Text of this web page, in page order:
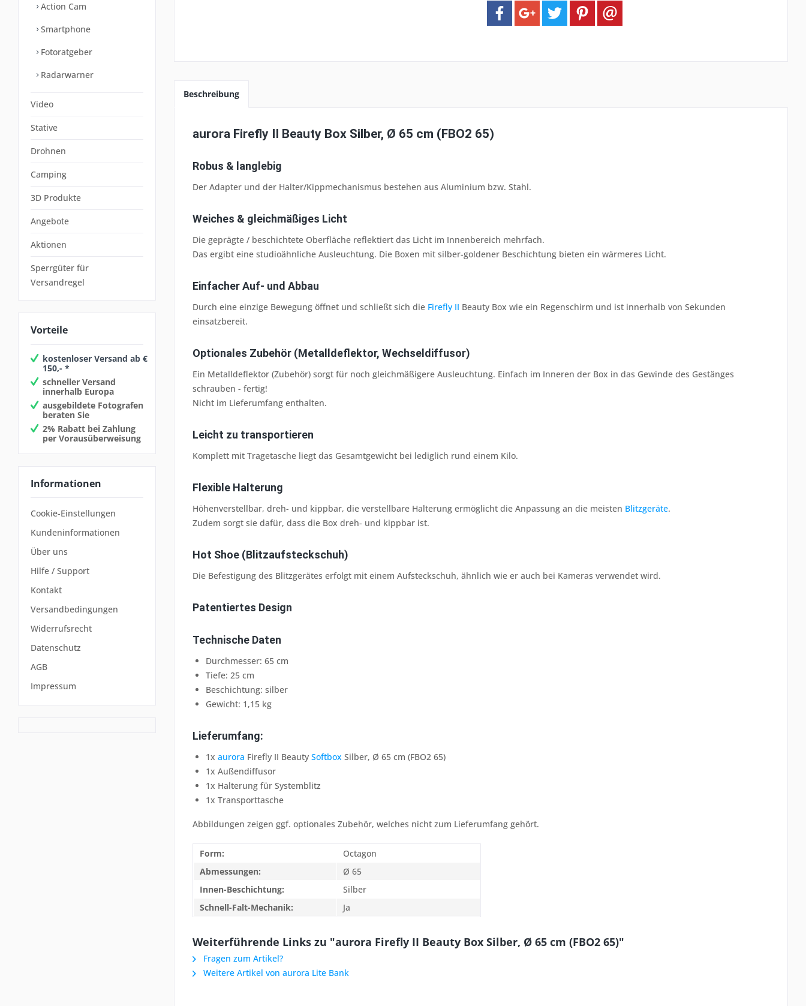
Action Cam
Smartphone
Fotoratgeber
Radarwarner
Video
Stative
Drohnen
Camping
3D Produkte
Angebote
Aktionen
Sperrgüter für
Versandregel
Vorteile
kostenloser Versand ab €
150,- *
schneller Versand
innerhalb Europa
ausgebildete Fotografen
beraten Sie
2% Rabatt bei Zahlung
per Vorausüberweisung
Informationen
Cookie-Einstellungen
Kundeninformationen
Über uns
Hilfe / Support
Kontakt
Versandbedingungen
Widerrufsrecht
Datenschutz
AGB
Impressum
Beschreibung
aurora Firefly II Beauty Box Silber, Ø 65 cm (FBO2 65)
Robus & langlebig
Der Adapter und der Halter/Kippmechanismus bestehen aus Aluminium bzw. Stahl.
Weiches & gleichmäßiges Licht
Die geprägte / beschichtete Oberfläche reflektiert das Licht im Innenbereich mehrfach.
Das ergibt eine studioähnliche Ausleuchtung. Die Boxen mit silber-goldener Beschichtung bieten ein wärmeres Licht.
Einfacher Auf- und Abbau
Durch eine einzige Bewegung öffnet und schließt sich die Firefly II Beauty Box wie ein Regenschirm und ist innerhalb von Sekunden
einsatzbereit.
Optionales Zubehör (Metalldeflektor, Wechseldiffusor)
Ein Metalldeflektor (Zubehör) sorgt für noch gleichmäßigere Ausleuchtung. Einfach im Inneren der Box in das Gewinde des Gestänges
schrauben - fertig!
Nicht im Lieferumfang enthalten.
Leicht zu transportieren
Komplett mit Tragetasche liegt das Gesamtgewicht bei lediglich rund einem Kilo.
Flexible Halterung
Höhenverstellbar, dreh- und kippbar, die verstellbare Halterung ermöglicht die Anpassung an die meisten Blitzgeräte.
Zudem sorgt sie dafür, dass die Box dreh- und kippbar ist.
Hot Shoe (Blitzaufsteckschuh)
Die Befestigung des Blitzgerätes erfolgt mit einem Aufsteckschuh, ähnlich wie er auch bei Kameras verwendet wird.
Patentiertes Design
Technische Daten
Durchmesser: 65 cm
Tiefe: 25 cm
Beschichtung: silber
Gewicht: 1,15 kg
Lieferumfang:
1x aurora Firefly II Beauty Softbox Silber, Ø 65 cm (FBO2 65)
1x Außendiffusor
1x Halterung für Systemblitz
1x Transporttasche
Abbildungen zeigen ggf. optionales Zubehör, welches nicht zum Lieferumfang gehört.
Form:
Octagon
Abmessungen:
Ø 65
Innen-Beschichtung:
Silber
Schnell-Falt-Mechanik:
Ja
Weiterführende Links zu "aurora Firefly II Beauty Box Silber, Ø 65 cm (FBO2 65)"
Fragen zum Artikel?
Weitere Artikel von aurora Lite Bank